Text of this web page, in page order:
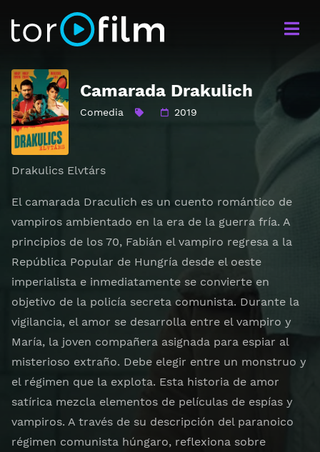
Camarada Drakulich
Comedia 2019
Drakulics Elvtárs
El camarada Draculich es un cuento romántico de
vampiros ambientado en la era de la guerra fría. A
principios de los 70, Fabián el vampiro regresa a la
República Popular de Hungría desde el oeste
imperialista e inmediatamente se convierte en
objetivo de la policía secreta comunista. Durante la
vigilancia, el amor se desarrolla entre el vampiro y
María, la joven compañera asignada para espiar al
misterioso extraño. Debe elegir entre un monstruo y
el régimen que la explota. Esta historia de amor
satírica mezcla elementos de películas de espías y
vampiros. A través de su descripción del paranoico
régimen comunista húngaro, reflexiona sobre